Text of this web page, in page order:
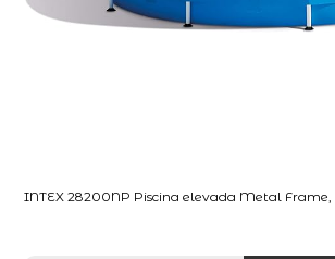
INTEX 28200NP Piscina elevada Metal Frame,